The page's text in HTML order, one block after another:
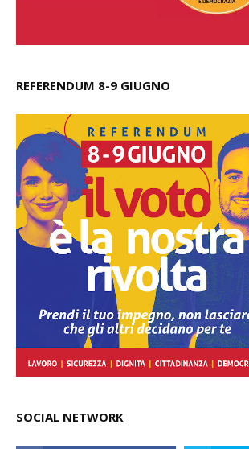
REFERENDUM 8-9 GIUGNO
SOCIAL NETWORK